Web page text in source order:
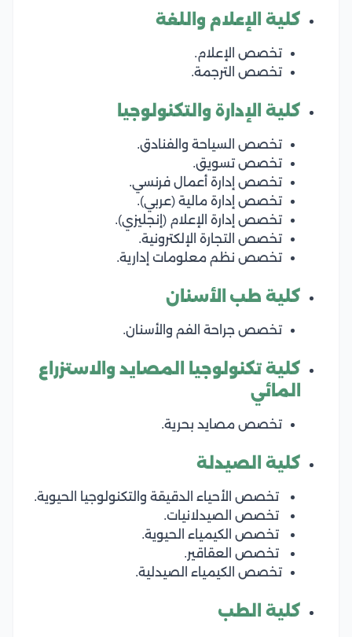
كلية الإعلام واللغة
تخصص الإعلام.
تخصص الترجمة.
كلية الإدارة والتكنولوجيا
تخصص السياحة والفنادق.
تخصص تسويق.
تخصص إدارة أعمال فرنسي.
تخصص إدارة مالية (عربي).
تخصص إدارة الإعلام (إنجليزي).
تخصص التجارة الإلكترونية.
تخصص نظم معلومات إدارية.
كلية طب الأسنان
تخصص جراحة الفم والأسنان.
كلية تكنولوجيا المصايد والاستزراع
المائي
تخصص مصايد بحرية.
كلية الصيدلة
تخصص الأحياء الدقيقة والتكنولوجيا الحيوية.
تخصص الصيدلانيات.
تخصص الكيمياء الحيوية.
تخصص العقاقير.
تخصص الكيمياء الصيدلية.
كلية الطب